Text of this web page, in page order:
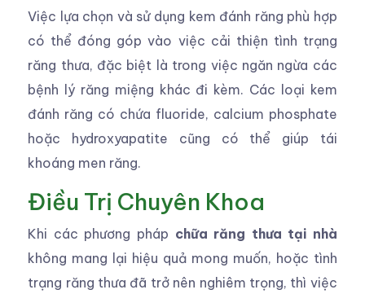
Việc lựa chọn và sử dụng kem đánh răng phù hợp
có thể đóng góp vào việc cải thiện tình trạng
răng thưa, đặc biệt là trong việc ngăn ngừa các
bệnh lý răng miệng khác đi kèm. Các loại kem
đánh răng có chứa fluoride, calcium phosphate
hoặc hydroxyapatite cũng có thể giúp tái
khoáng men răng.
Điều Trị Chuyên Khoa
Khi các phương pháp chữa răng thưa tại nhà
không mang lại hiệu quả mong muốn, hoặc tình
trạng răng thưa đã trở nên nghiêm trọng, thì việc